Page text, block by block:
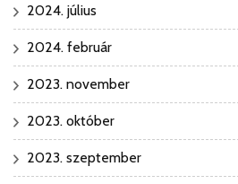
2024. július
2024. február
2023. november
2023. október
2023. szeptember